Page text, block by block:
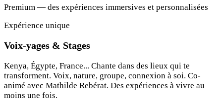
Premium — des expériences immersives et personnalisées
Expérience unique
Voix-yages & Stages
Kenya, Égypte, France... Chante dans des lieux qui te
transforment. Voix, nature, groupe, connexion à soi. Co-
animé avec Mathilde Rebérat. Des expériences à vivre au
moins une fois.